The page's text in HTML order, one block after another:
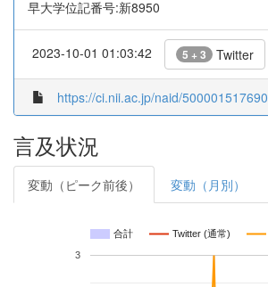
早大学位記番号:新8950
2023-10-01 01:03:42 5 + 3 Twitter
https://ci.nii.ac.jp/naid/500001517690
言及状況
変動（ピーク前後） 変動（月別）
合計 Twitter (通常)
3